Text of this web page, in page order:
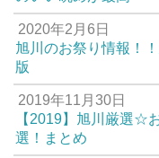
2020年2月6日
旭川のお祭り情報！
版
2019年11月30日
【2019】旭川厳選☆
選！まとめ